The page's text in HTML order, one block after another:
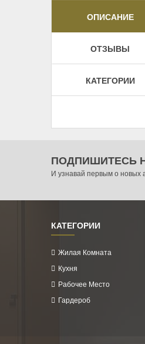
ОПИСАНИЕ
ОТЗЫВЫ
КАТЕГОРИИ
ПОДПИШИТЕСЬ
И узнавай первым о новых
КАТЕГОРИИ
Жилая Комната
Кухня
Рабочее Место
Гардероб